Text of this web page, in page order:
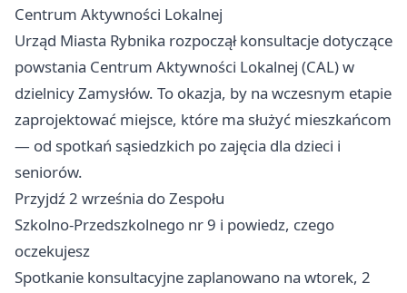
Centrum Aktywności Lokalnej
Urząd Miasta Rybnika rozpoczął konsultacje dotyczące
powstania Centrum Aktywności Lokalnej (CAL) w
dzielnicy Zamysłów. To okazja, by na wczesnym etapie
zaprojektować miejsce, które ma służyć mieszkańcom
— od spotkań sąsiedzkich po zajęcia dla dzieci i
seniorów.
Przyjdź 2 września do Zespołu
Szkolno‑Przedszkolnego nr 9 i powiedz, czego
oczekujesz
Spotkanie konsultacyjne zaplanowano na wtorek, 2